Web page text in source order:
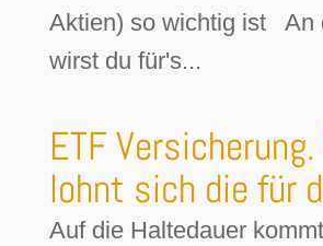
Aktien) so wichtig ist An
wirst du für's...
ETF
lohnt sich die für
Auf die Haltedauer